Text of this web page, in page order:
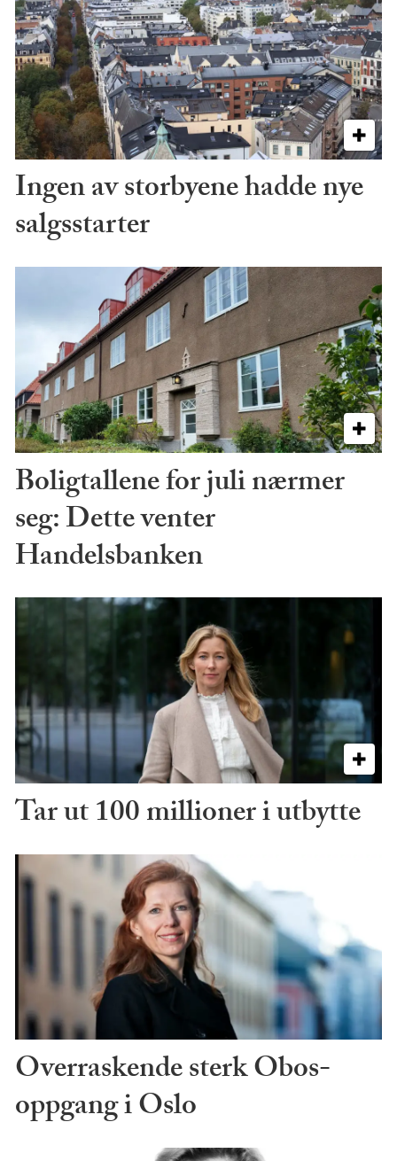
Ingen av storbyene hadde nye
salgsstarter
Boligtallene for juli nærmer
seg: Dette venter
Handelsbanken
Tar ut 100 millioner i utbytte
Overraskende sterk Obos-
oppgang i Oslo